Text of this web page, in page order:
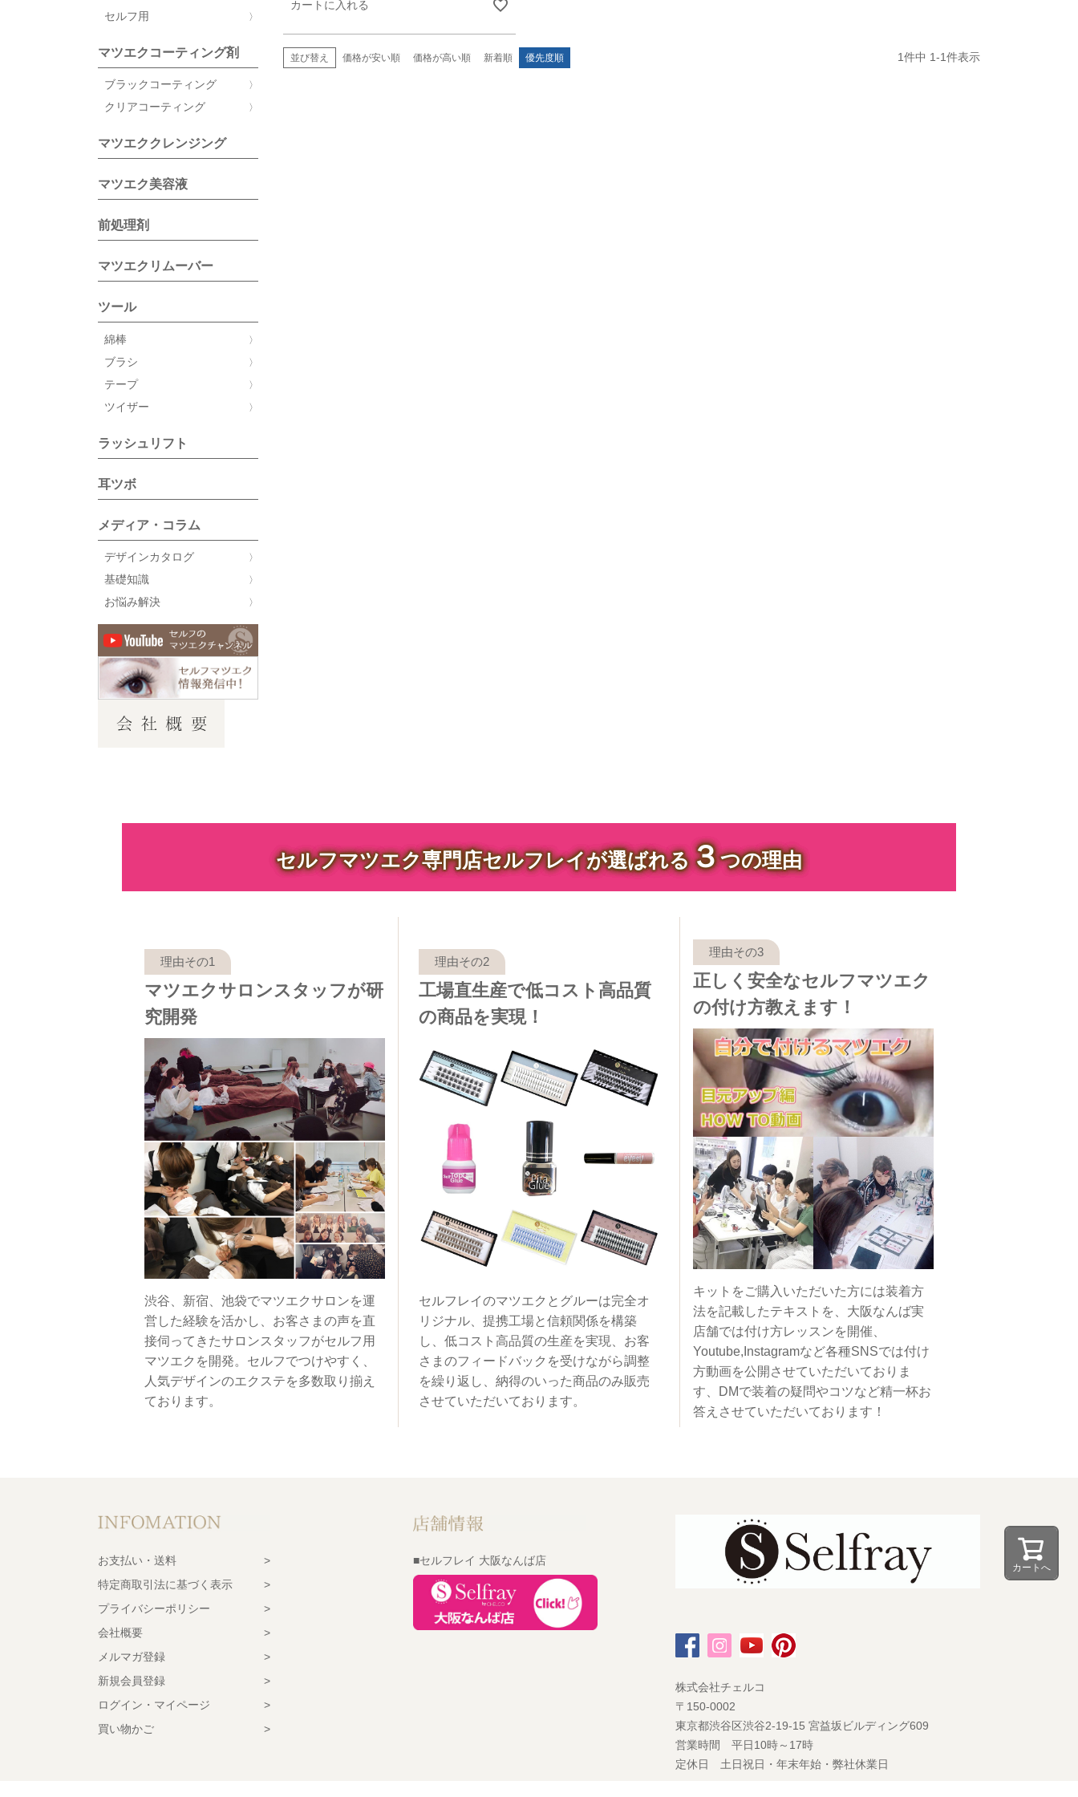
セルフ用
マツエクコーティング剤
ブラックコーティング
クリアコーティング
マツエククレンジング
マツエク美容液
前処理剤
マツエクリムーバー
ツール
綿棒
ブラシ
テープ
ツイザー
ラッシュリフト
耳ツボ
メディア・コラム
デザインカタログ
基礎知識
お悩み解決
カートに入れる
並び替え 価格が安い順 価格が高い順 新着順 優先度順 1件中 1-1件表示
カートへ
セルフマツエク専門店セルフレイが選ばれる３つの理由
マツエクサロンスタッフが研
究開発
渋谷、新宿、池袋でマツエクサロンを運
営した経験を活かし、お客さまの声を直
接伺ってきたサロンスタッフがセルフ用
マツエクを開発。セルフでつけやすく、
人気デザインのエクステを多数取り揃え
ております。
工場直生産で低コスト高品質
の商品を実現！
セルフレイのマツエクとグルーは完全オ
リジナル、提携工場と信頼関係を構築
し、低コスト高品質の生産を実現、お客
さまのフィードバックを受けながら調整
を繰り返し、納得のいった商品のみ販売
させていただいております。
正しく安全なセルフマツエク
の付け方教えます！
キットをご購入いただいた方には装着方
法を記載したテキストを、大阪なんば実
店舗では付け方レッスンを開催、
Youtube,Instagramなど各種SNSでは付け
方動画を公開させていただいておりま
す、DMで装着の疑問やコツなど精一杯お
答えさせていただいております！
お支払い・送料
特定商取引法に基づく表示
プライバシーポリシー
会社概要
メルマガ登録
新規会員登録
ログイン・マイページ
買い物かご
■セルフレイ 大阪なんば店
株式会社チェルコ
〒150-0002
東京都渋谷区渋谷2-19-15 宮益坂ビルディング609
営業時間 平日10時～17時
定休日 土日祝日・年末年始・弊社休業日